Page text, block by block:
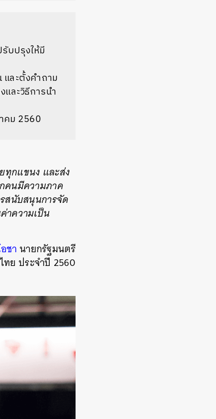
บปรุงให้มี
และตั้งคำถาม
และวิธีการนำ
คม 2560
ทุกแขนง และส่ง
คนมีความภาค
สนับสนุนการจัด
าความเป็น
ชา นายกรัฐมนตรี
ย ประจำปี 2560